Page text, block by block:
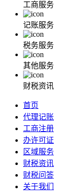
工商服务
记账服务
税务服务
其他服务
财税资讯
首页
代理记账
工商注册
办许可证
区域服务
财税资讯
财税问答
关于我们